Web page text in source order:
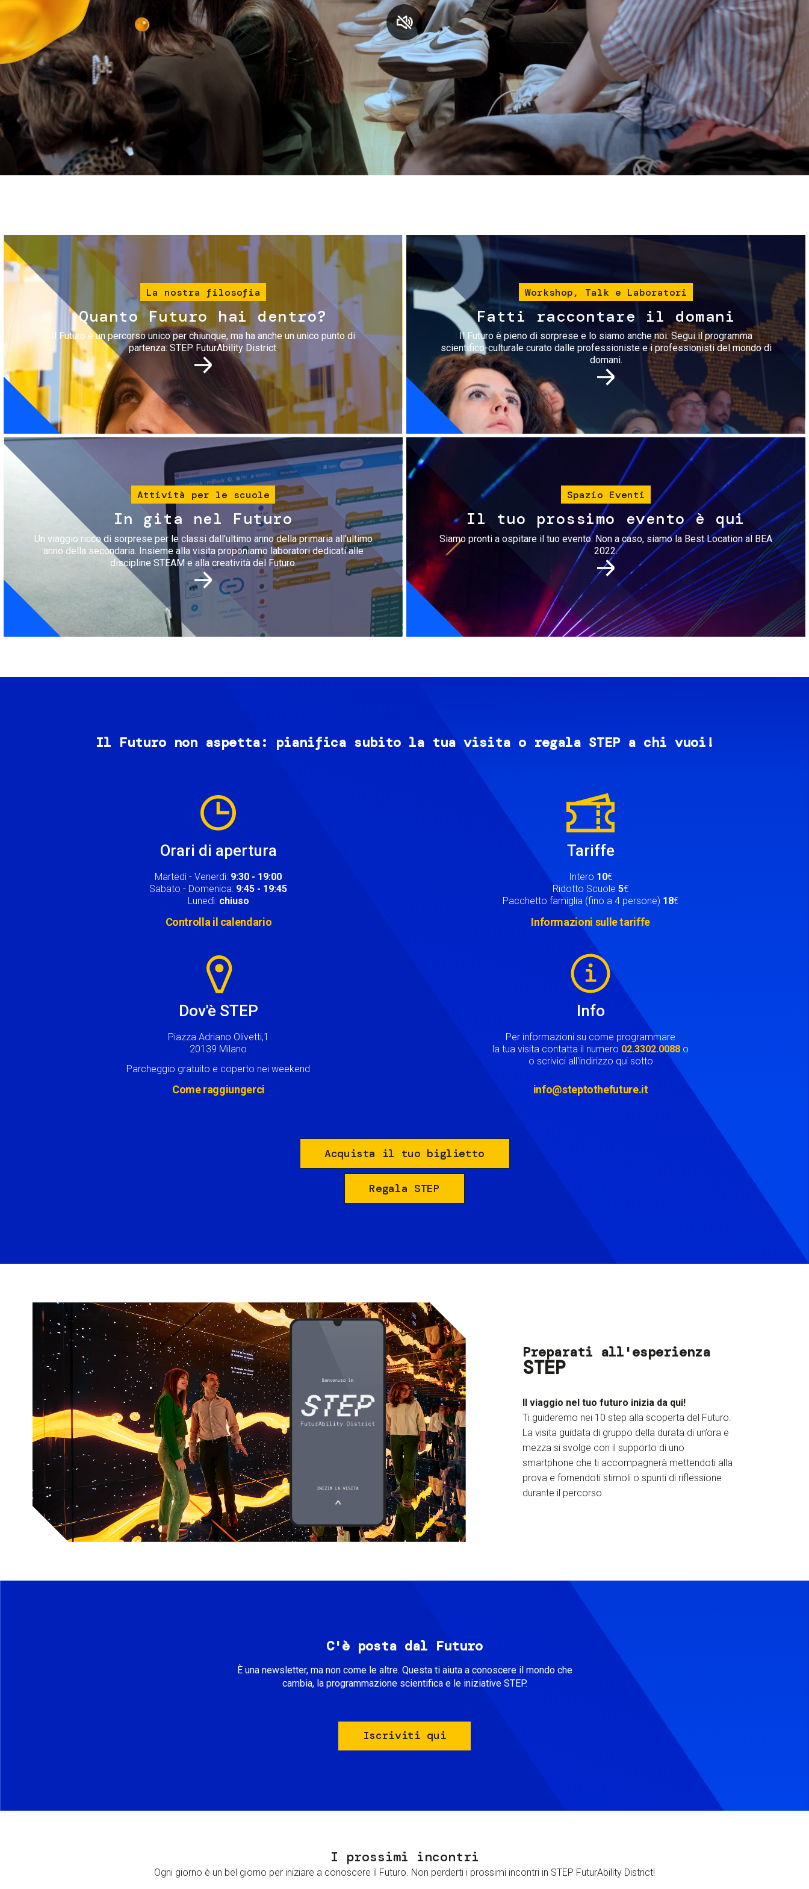
Servizi e accessibilità
Contatti
Biglietti
Immagine
La nostra filosofia
Quanto Futuro hai dentro?
Il Futuro è un percorso unico per chiunque, ma ha anche un unico punto di
partenza: STEP FuturAbility District.
Immagine
Workshop, Talk e Laboratori
Fatti raccontare il domani
Il Futuro è pieno di sorprese e lo siamo anche noi. Segui il programma
scientifico-culturale curato dalle professioniste e i professionisti del mondo di
domani.
Immagine
Attività per le scuole
In gita nel Futuro
Un viaggio ricco di sorprese per le classi dall'ultimo anno della primaria all'ultimo
anno della secondaria. Insieme alla visita proponiamo laboratori dedicati alle
discipline STEAM e alla creatività del Futuro.
Immagine
Spazio Eventi
Il tuo prossimo evento è qui
Siamo pronti a ospitare il tuo evento. Non a caso, siamo la Best Location al BEA
2022.
Il Futuro non aspetta: pianifica subito la tua visita o regala STEP a chi vuoi!
Orari di apertura
Martedì - Venerdì: 9:30 - 19:00
Sabato - Domenica: 9:45 - 19:45
Lunedì: chiuso
Controlla il calendario
Tariffe
Intero 10€
Ridotto Scuole 5€
Pacchetto famiglia (fino a 4 persone) 18€
Informazioni sulle tariffe
Dov'è STEP
Piazza Adriano Olivetti,1
20139 Milano
Parcheggio gratuito e coperto nei weekend
Come raggiungerci
Info
Per informazioni su come programmare
la tua visita contatta il numero 02.3302.0088 o
o scrivici all'indirizzo qui sotto
info@steptothefuture.it
Acquista il tuo biglietto
Regala STEP
Preparati all'esperienza
STEP
Il viaggio nel tuo futuro inizia da qui!
Ti guideremo nei 10 step alla scoperta del Futuro.
La visita guidata di gruppo della durata di un’ora e
mezza si svolge con il supporto di uno
smartphone che ti accompagnerà mettendoti alla
prova e fornendoti stimoli o spunti di riflessione
durante il percorso.
C'è posta dal Futuro
È una newsletter, ma non come le altre. Questa ti aiuta a conoscere il mondo che
cambia, la programmazione scientifica e le iniziative STEP.
Iscriviti qui
I prossimi incontri
Ogni giorno è un bel giorno per iniziare a conoscere il Futuro. Non perderti i prossimi incontri in STEP FuturAbility District!